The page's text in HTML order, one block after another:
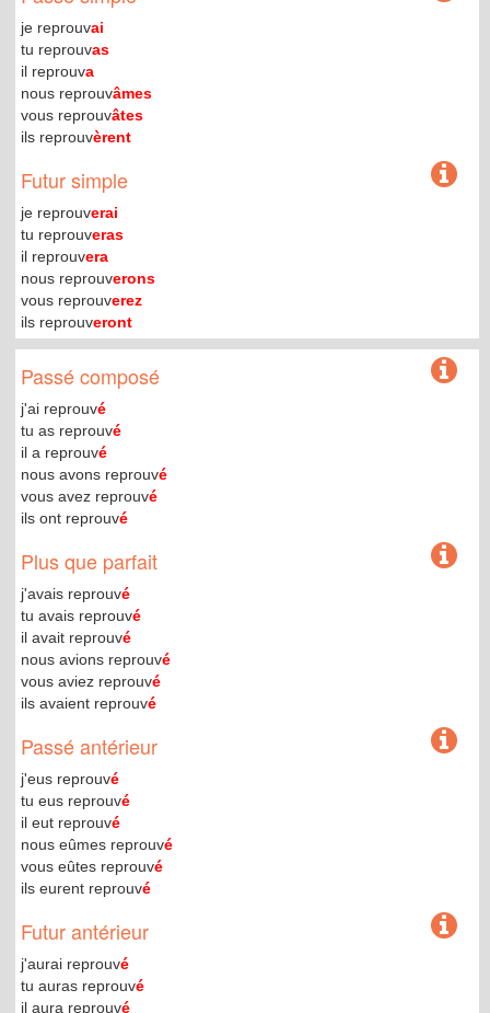
je reprouvai
tu reprouvas
il reprouva
nous reprouvâmes
vous reprouvâtes
ils reprouvèrent
Futur simple
je reprouverai
tu reprouveras
il reprouvera
nous reprouverons
vous reprouverez
ils reprouveront
Passé composé
j'ai reprouvé
tu as reprouvé
il a reprouvé
nous avons reprouvé
vous avez reprouvé
ils ont reprouvé
Plus que parfait
j'avais reprouvé
tu avais reprouvé
il avait reprouvé
nous avions reprouvé
vous aviez reprouvé
ils avaient reprouvé
Passé antérieur
j'eus reprouvé
tu eus reprouvé
il eut reprouvé
nous eûmes reprouvé
vous eûtes reprouvé
ils eurent reprouvé
Futur antérieur
j'aurai reprouvé
tu auras reprouvé
il aura reprouvé